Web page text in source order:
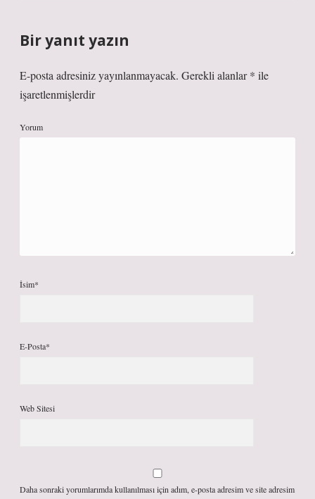
Bir yanıt yazın
E-posta adresiniz yayınlanmayacak. Gerekli alanlar* ile
işaretlenmişlerdir
Yorum
İsim*
E-Posta*
Web Sitesi
Daha sonraki yorumlarımda kullanılması için adım, e-posta adresim ve site adresim